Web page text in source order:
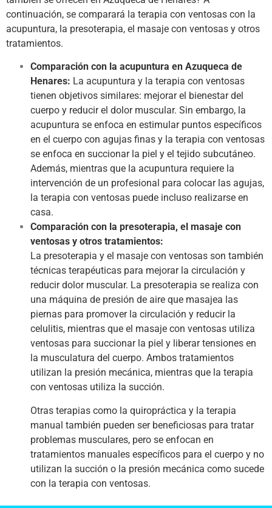
continuación, se comparará la terapia con ventosas con la
acupuntura, la presoterapia, el masaje con ventosas y otros
tratamientos.
Comparación con la acupuntura en Azuqueca de
Henares: La acupuntura y la terapia con ventosas
tienen objetivos similares: mejorar el bienestar del
cuerpo y reducir el dolor muscular. Sin embargo, la
acupuntura se enfoca en estimular puntos específicos
en el cuerpo con agujas finas y la terapia con ventosas
se enfoca en succionar la piel y el tejido subcutáneo.
Además, mientras que la acupuntura requiere la
intervención de un profesional para colocar las agujas,
la terapia con ventosas puede incluso realizarse en
casa.
Comparación con la presoterapia, el masaje con
ventosas y otros tratamientos:
La presoterapia y el masaje con ventosas son también
técnicas terapéuticas para mejorar la circulación y
reducir dolor muscular. La presoterapia se realiza con
una máquina de presión de aire que masajea las
piernas para promover la circulación y reducir la
celulitis, mientras que el masaje con ventosas utiliza
ventosas para succionar la piel y liberar tensiones en
la musculatura del cuerpo. Ambos tratamientos
utilizan la presión mecánica, mientras que la terapia
con ventosas utiliza la succión.
Otras terapias como la quiropráctica y la terapia
manual también pueden ser beneficiosas para tratar
problemas musculares, pero se enfocan en
tratamientos manuales específicos para el cuerpo y no
utilizan la succión o la presión mecánica como sucede
con la terapia con ventosas.